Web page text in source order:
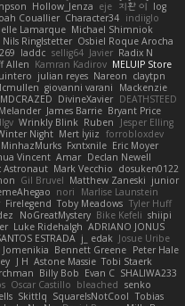
Hollow_Jenza eje 지환 이 log
Couallier Character34 indiiglo
Lamarque Michael Shimniok
Nils Ringlstetter Osbiel Roque Arocha
laddc sellig64 Javier Radix N
Allen Kamran Kadirov MELUIP Store
julian reyes Nareon claytpn
giovanni varani
Mackenzie
DivineXavier DEATHSTEED
James Barrie Bryant Price
Wrinkly Blink Ruben
Jesper Elling
Night Mert İyiiz forrobloxdev
MinhazMurks Fxntxnile Eric Moyer
Vincent Amar Declan Newell
Astronaut Mark Vecchio dosuken0122
Gil Bruvel Matthew Zaneski junior
nori
Marlise Launstein
Firelegend Toby Meadows Tyler Huff
NoGreatMystery Bike Kefeli shiipi
Luke Ridehalgh ADRIANO JONUS
ESTRADA j_ edak Josue Uribe
Jomenikia Bennett Greene Peter Hale
J H Astone Massie Tobi Staerk
Billy Bob Evan C SHALIWA233
Oscar Castillo bleached senko
Skittlq SquareIsNotCool Tobias